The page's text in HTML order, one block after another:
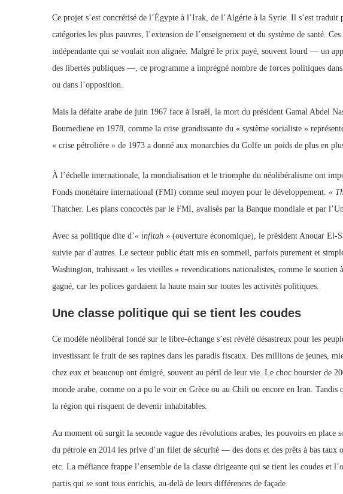
Ce projet s’est concrétisé de l’Égypte à l’Irak, de l’Algérie à la Syrie. Il s’est
catégories les plus pauvres, l’extension de l’enseignement et du système de santé.
indépendante qui se voulait non alignée. Malgré le prix payé, souvent lourd — un
des libertés publiques —, ce programme a imprégné nombre de forces politiques
ou dans l’opposition.
Mais la défaite arabe de juin 1967 face à Israël, la mort du président Gamal Abdel
Boumediene en 1978, comme la crise grandissante du « système socialiste »
« crise pétrolière » de 1973 a donné aux monarchies du Golfe un poids de plus en
À l’échelle internationale, la mondialisation et le triomphe du néolibéralisme ont
Fonds monétaire international (FMI) comme seul moyen pour le développement. «
Thatcher. Les plans concoctés par le FMI, avalisés par la Banque mondiale et par
Avec sa politique dite d’« infitah » (ouverture économique), le président Anouar El-
suivie par d’autres. Le secteur public était mis en sommeil, parfois purement et
Washington, trahissant « les vieilles » revendications nationalistes, comme le soutien
gagné, car les polices gardaient la haute main sur toutes les activités politiques.
Une classe politique qui se tient les coudes
Ce modèle néolibéral fondé sur le libre-échange s’est révélé désastreux pour les
investissant le fruit de ses rapines dans les paradis fiscaux. Des millions de jeunes,
chez eux et beaucoup ont émigré, souvent au péril de leur vie. Le choc boursier de
monde arabe, comme on a pu le voir en Grèce ou au Chili ou encore en Iran. Tandis
la région qui risquent de devenir inhabitables.
Au moment où surgit la seconde vague des révolutions arabes, les pouvoirs en
du pétrole en 2014 les prive d’un filet de sécurité — des dons et des prêts à bas taux
etc. La méfiance frappe l’ensemble de la classe dirigeante qui se tient les coudes et
partis qui se sont tous enrichis, au-delà de leurs différences de façade.